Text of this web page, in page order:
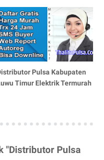
Pulsa Kabupaten
Timur Elektrik Termurah
"Distributor Pulsa